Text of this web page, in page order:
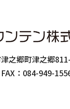
之郷町津之郷
FAX：084-949-